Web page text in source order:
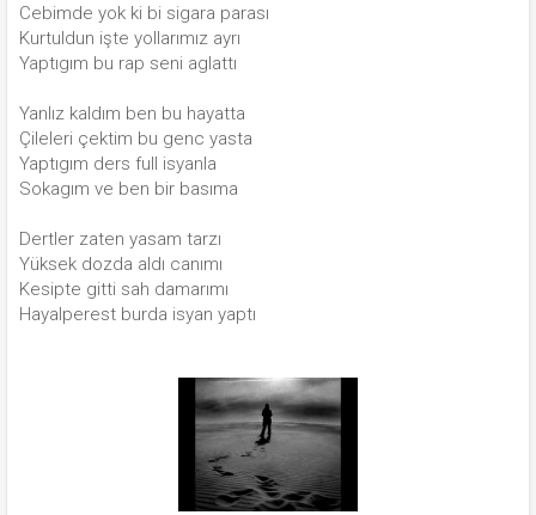
Cebimde yok ki bi sigara parası
Kurtuldun işte yollarımız ayrı
Yaptıgım bu rap seni aglattı
Yanlız kaldım ben bu hayatta
Çileleri çektim bu genc yasta
Yaptıgım ders full isyanla
Sokagım ve ben bir basıma
Dertler zaten yasam tarzı
Yüksek dozda aldı canımı
Kesipte gitti sah damarımı
Hayalperest burda isyan yaptı